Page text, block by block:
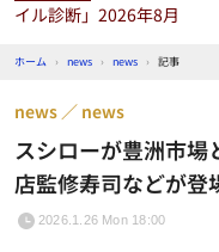
イル診断」2026年8月
ホーム › news › news › 記事
スシローが豊洲市
店監修寿司などが登
news news
2026.1.26 Mon 18:00